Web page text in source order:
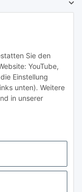
Sie den
YouTube,
Einstellung
unten). Weitere
in unserer